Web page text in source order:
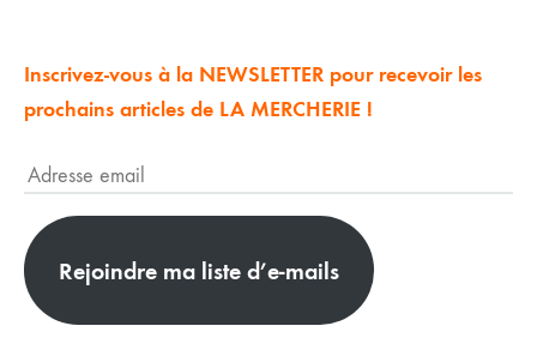
Inscrivez-vous à la NEWSLETTER pour recevoir les
prochains articles de LA MERCHERIE !
Rejoindre ma liste d’e-mails